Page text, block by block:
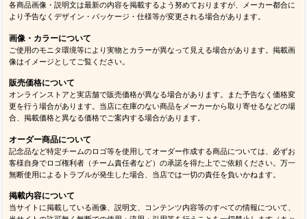
各商品画像・説明文は最新の内容を掲載するよう努めておりますが、メーカー都合に
より予告なくデザイン・パッケージ・仕様等が変更される場合があります。
画像・カラーについて
ご使用のモニタ環境等により実物とカラーが異なって見える場合があります。掲載画
像はイメージとしてご覧ください。
販売価格について
オンラインストアと実店舗で販売価格が異なる場合があります。また予告なく価格変
更を行う場合があります。当店に在庫のない商品をメーカーから取り寄せるなどの場
合、掲載価格と異なる価格でご案内する場合があります。
オーダー商品について
記念品など特定チームのロゴ等を使用してオーダー作成する商品については、必ずお
客様自身でロゴ権利者（チーム責任者など）の承諾を得た上でご依頼ください。万一
無断使用によるトラブルが発生した場合、当店では一切の責任を負いかねます。
掲載内容について
当サイトに掲載している画像、説明文、コンテンツ内容等のすべての情報について、